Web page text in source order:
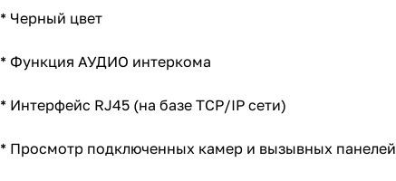
* Черный цвет
* Функция АУДИО интеркома
* Интерфейс RJ45 (на базе TCP/IP сети)
* Просмотр подключенных камер и вызывных панелей